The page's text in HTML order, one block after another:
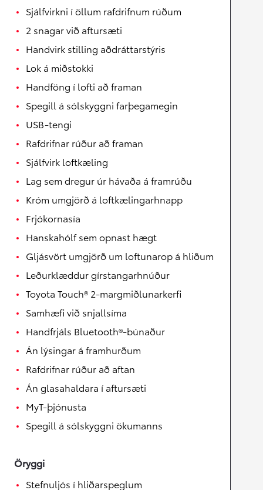
Sjálfvirkni í öllum rafdrifnum rúðum
2 snagar við aftursæti
Handvirk stilling aðdráttarstýris
Lok á miðstokki
Handföng í lofti að framan
Spegill á sólskyggni farþegamegin
USB-tengi
Rafdrifnar rúður að framan
Sjálfvirk loftkæling
Lag sem dregur úr hávaða á framrúðu
Króm umgjörð á loftkælingarhnapp
Frjókornasía
Hanskahólf sem opnast hægt
Gljásvört umgjörð um loftunarop á hliðum
Leðurklæddur gírstangarhnúður
Toyota Touch® 2-margmiðlunarkerfi
Samhæfi við snjallsíma
Handfrjáls Bluetooth®-búnaður
Án lýsingar á framhurðum
Rafdrifnar rúður að aftan
Án glasahaldara í aftursæti
MyT-þjónusta
Spegill á sólskyggni ökumanns
Öryggi
Stefnuljós í hliðarspeglum